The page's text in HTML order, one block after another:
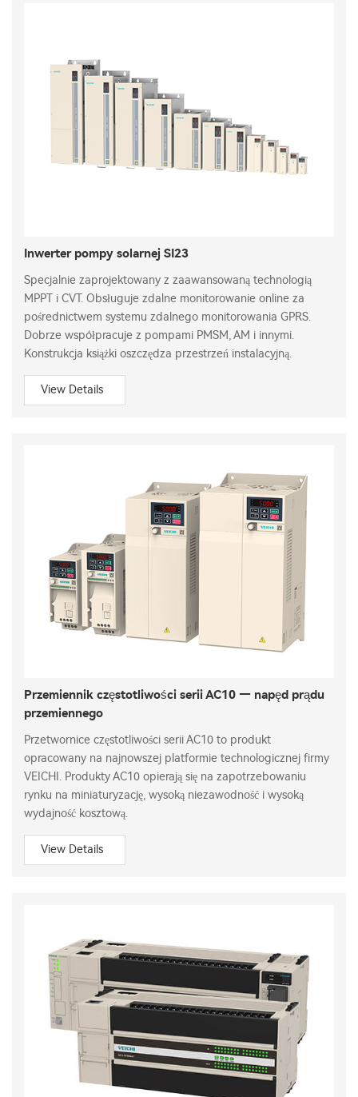
Inwerter pompy solarnej SI23
Specjalnie zaprojektowany z zaawansowaną technologią
MPPT i CVT. Obsługuje zdalne monitorowanie online za
pośrednictwem systemu zdalnego monitorowania GPRS.
Dobrze współpracuje z pompami PMSM, AM i innymi.
Konstrukcja książki oszczędza przestrzeń instalacyjną.
View Details
Przemiennik częstotliwości serii AC10 — napęd prądu
przemiennego
Przetwornice częstotliwości serii AC10 to produkt
opracowany na najnowszej platformie technologicznej firmy
VEICHI. Produkty AC10 opierają się na zapotrzebowaniu
rynku na miniaturyzację, wysoką niezawodność i wysoką
wydajność kosztową.
View Details